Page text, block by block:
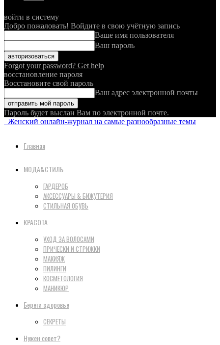
войти в систему
Добро пожаловать! Войдите в свою учётную запись
Ваше имя пользователя
Ваш пароль
Forgot your password? Get help
восстановление пароля
Восстановите свой пароль
Ваш адрес электронной почты
Пароль будет выслан Вам по электронной почте.
Женский онлайн-журнал на самые разнообразные темы
Главная
МОДА&СТИЛЬ
ГАРДЕРОБ
АКСЕССУАРЫ & БИЖУТЕРИЯ
СТИЛЬНАЯ ОБУВЬ
КРАСОТА
УХОД ЗА ВОЛОСАМИ
ПРИЧЕСКИ И СТРИЖКИ
МАКИЯЖ
ПИЛИНГИ
КОСМЕТОЛОГИЯ
МАНИКЮР
Береги здоровье
СЕКРЕТЫ
Нужен совет?